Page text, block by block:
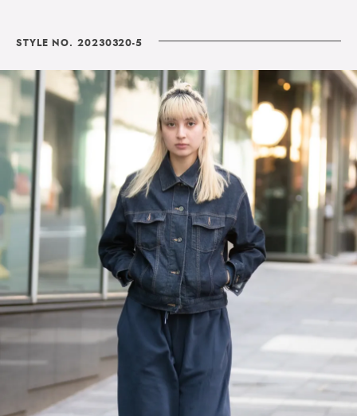
STYLE NO. 20230320-5